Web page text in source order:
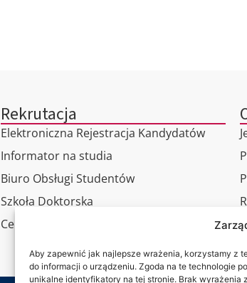
Aby zapewnić jak najlepsze wrażenia, korzystamy z
do informacji o urządzeniu. Zgoda na te technologie
unikalne identyfikatory na tej stronie. Brak
Rekrutacja
Elektroniczna Rejestracja Kandydatów
Informator na studia
Biuro Obsługi Studentów
Szkoła Doktorska
Centrum Studiów Podyplomowych